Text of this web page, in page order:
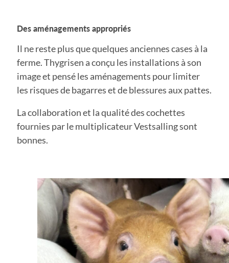
Des aménagements appropriés
Il ne reste plus que quelques anciennes cases à la
ferme. Thygrisen a conçu les installations à son
image et pensé les aménagements pour limiter
les risques de bagarres et de blessures aux pattes.
La collaboration et la qualité des cochettes
fournies par le multiplicateur Vestsalling sont
bonnes.